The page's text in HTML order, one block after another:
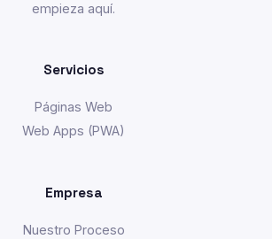
empieza aquí.
Servicios
Páginas Web
Web Apps (PWA)
Empresa
Nuestro Proceso